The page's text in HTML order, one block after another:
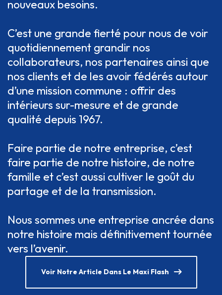
nouveaux besoins.
C’est une grande fierté pour nous de voir
quotidiennement grandir nos
collaborateurs, nos partenaires ainsi que
nos clients et de les avoir fédérés autour
d’une mission commune : offrir des
intérieurs sur-mesure et de grande
qualité depuis 1967.
Faire partie de notre entreprise, c’est
faire partie de notre histoire, de notre
famille et c’est aussi cultiver le goût du
partage et de la transmission.
Nous sommes une entreprise ancrée dans
notre histoire mais définitivement tournée
vers l’avenir.
Voir Notre Article Dans Le Maxi Flash